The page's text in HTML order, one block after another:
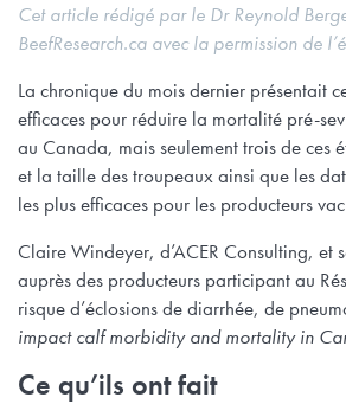
Cet article rédigé par le Dr Reynold
BeefResearch.ca avec la permission de
La chronique du mois dernier présentait
efficaces pour réduire la mortalité pré-
au Canada, mais seulement trois de ces
et la taille des troupeaux ainsi que les
les plus efficaces pour les producteurs
Claire Windeyer, d’ACER Consulting, et
auprès des producteurs participant au
risque d’éclosions de diarrhée, de
impact calf morbidity and mortality in
Ce qu’ils ont fait